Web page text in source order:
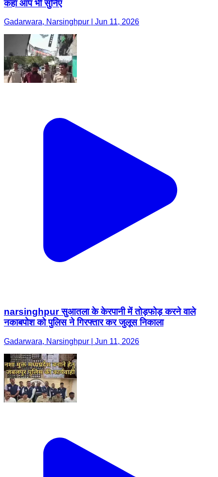
कहा आप भी सुनिए
Gadarwara, Narsinghpur | Jun 11, 2026
narsinghpur सुआतला के केरपानी में तोड़फोड़ करने वाले
नकाबपोश को पुलिस ने गिरफ्तार कर जुलूस निकाला
Gadarwara, Narsinghpur | Jun 11, 2026